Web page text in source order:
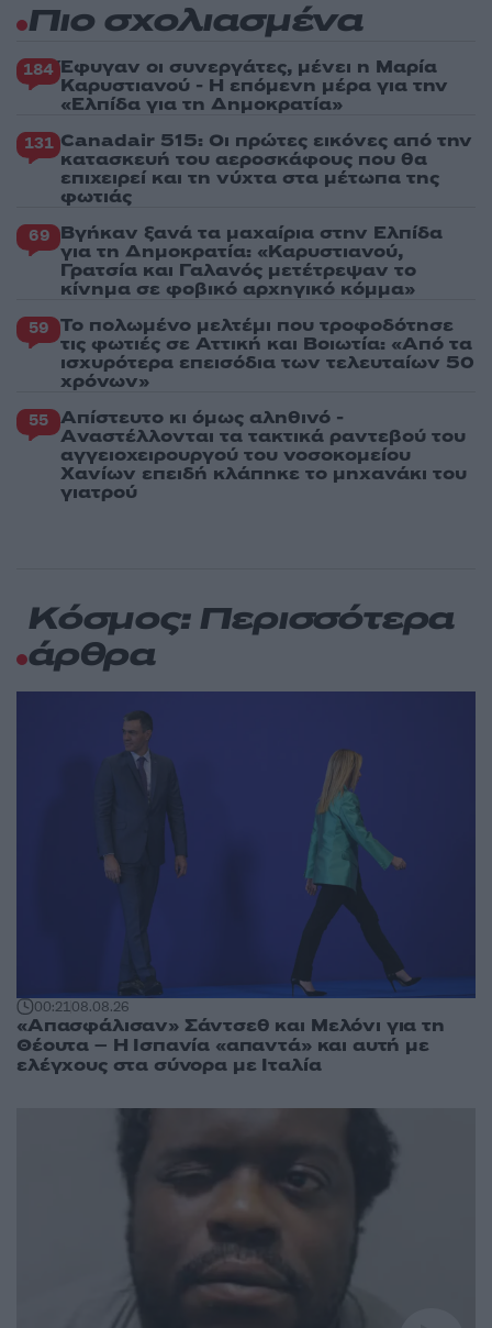
Πιο σχολιασμένα
184 Έφυγαν οι συνεργάτες, μένει η Μαρία
Καρυστιανού - Η επόμενη μέρα για την
«Ελπίδα για τη Δημοκρατία»
131 Canadair 515: Οι πρώτες εικόνες από την
κατασκευή του αεροσκάφους που θα
επιχειρεί και τη νύχτα στα μέτωπα της
φωτιάς
69 Βγήκαν ξανά τα μαχαίρια στην Ελπίδα
για τη Δημοκρατία: «Καρυστιανού,
Γρατσία και Γαλανός μετέτρεψαν το
κίνημα σε φοβικό αρχηγικό κόμμα»
59 Το πολωμένο μελτέμι που τροφοδότησε
τις φωτιές σε Αττική και Βοιωτία: «Από τα
ισχυρότερα επεισόδια των τελευταίων 50
χρόνων»
55 Απίστευτο κι όμως αληθινό -
Aναστέλλονται τα τακτικά ραντεβού του
αγγειοχειρουργού του νοσοκομείου
Χανίων επειδή κλάπηκε το μηχανάκι του
γιατρού
Κόσμος: Περισσότερα
άρθρα
00:2108.08.26
«Απασφάλισαν» Σάντσεθ και Μελόνι για τη
Θέουτα – Η Ισπανία «απαντά» και αυτή με
ελέγχους στα σύνορα με Ιταλία